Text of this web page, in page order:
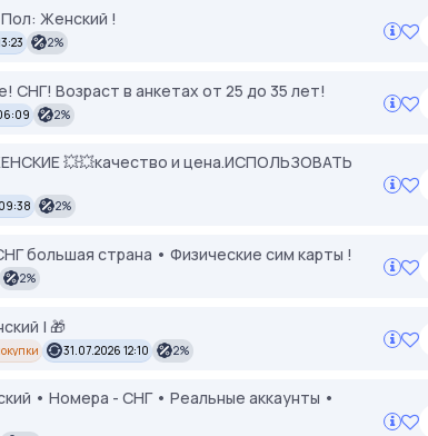
Женский !
2%
СНГ! Возраст в анкетах от 25 до 35 лет!
2%
💥💥качество и цена.ИСПОЛЬЗОВАТЬ
2%
большая страна • Физические сим карты !
2%
| 🎁
31.07.2026 12:10 2%
• Номера - СНГ • Реальные аккаунты •